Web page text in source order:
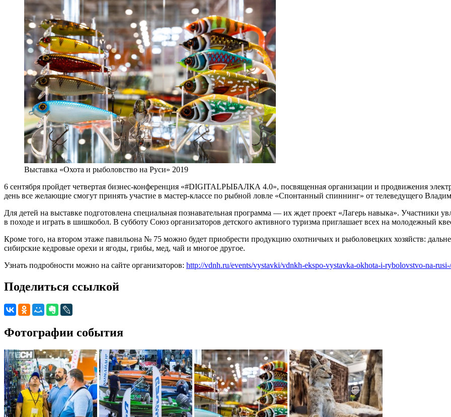
Выставка «Охота и рыболовство на Руси» 2019
6 сентября пройдет четвертая бизнес-конференция «#DIGITALРЫБАЛКА 4.0», посвященная организации и продвижения
день все желающие смогут принять участие в мастер-классе по рыбной ловле «Спонтанный спиннинг» от телеведущего
Для детей на выставке подготовлена специальная познавательная программа — их ждет проект «Лагерь навыка». Участники
в походе и играть в шишкобол. В субботу Союз организаторов детского активного туризма приглашает всех на молодежный
Кроме того, на втором этаже павильона № 75 можно будет приобрести продукцию охотничьих и рыболовецких хозяйств:
сибирские кедровые орехи и ягоды, грибы, мед, чай и многое другое.
Узнать подробности можно на сайте организаторов: http://vdnh.ru/events/vystavki/vdnkh-ekspo-vystavka-okhota-i-rybolovstvo-na-rusi-/
Поделиться ссылкой
Фотографии события